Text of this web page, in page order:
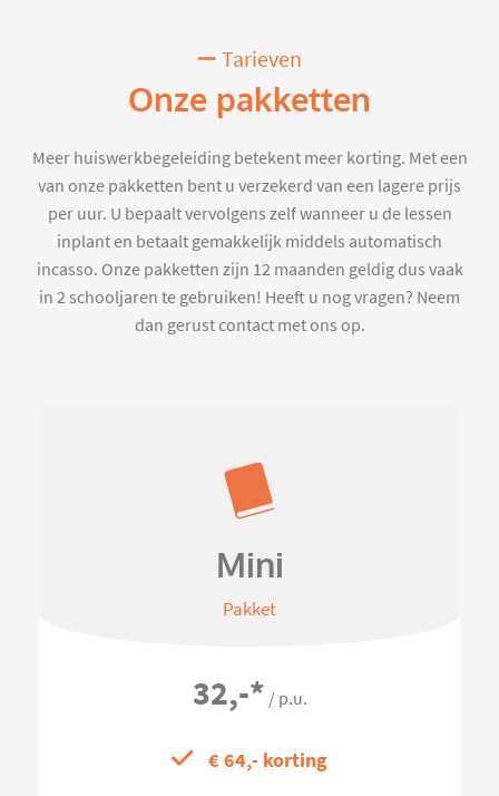
Tarieven
Onze pakketten
Meer huiswerkbegeleiding betekent meer korting. Met een
van onze pakketten bent u verzekerd van een lagere prijs
per uur. U bepaalt vervolgens zelf wanneer u de lessen
inplant en betaalt gemakkelijk middels automatisch
incasso. Onze pakketten zijn 12 maanden geldig dus vaak
in 2 schooljaren te gebruiken! Heeft u nog vragen? Neem
dan gerust contact met ons op.
Mini
Pakket
32,-* / p.u.
€ 64,- korting